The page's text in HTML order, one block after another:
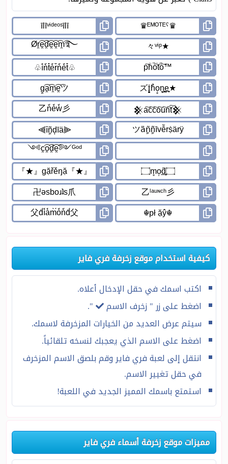
كيفية استخدام موقع زخرفة فري فاير
اكتب اسمك في حقل الإدخال أعلاه.
اضغط على زر " زخرف الاسم
".
سيتم عرض العديد من الخيارات المزخرفة لاسمك.
اضغط على الاسم الذي يعجبك لنسخه تلقائياً.
انتقل إلى لعبة فري فاير وقم بلصق الاسم المزخرف
في حقل تغيير الاسم.
استمتع باسمك المميز الجديد في اللعبة!
مميزات موقع زخرفة أسماء فري فاير